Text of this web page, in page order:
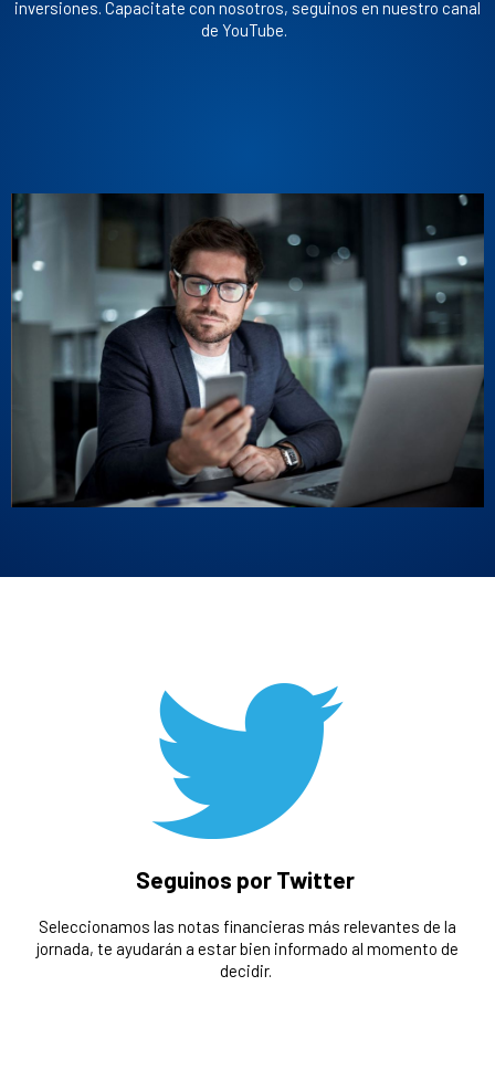
inversiones. Capacitate con nosotros, seguinos en nuestro canal
de YouTube.
Seguinos por Twitter
Seleccionamos las notas financieras más relevantes de la
jornada, te ayudarán a estar bien informado al momento de
decidir.